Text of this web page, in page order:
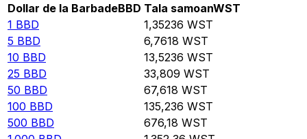
Dollar de la BarbadeBBD Tala samoanWST
1 BBD 1,35236 WST
5 BBD 6,7618 WST
10 BBD 13,5236 WST
25 BBD 33,809 WST
50 BBD 67,618 WST
100 BBD 135,236 WST
500 BBD 676,18 WST